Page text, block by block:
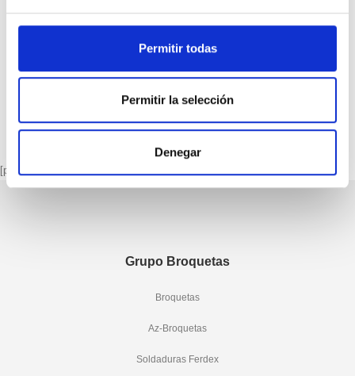
Permitir todas
Permitir la selección
Denegar
BRASAGE À LA VAGUE,REFLOW,REFLOW SOLDERING ,WAVE SOLDERING
REDOX
BRASAGE À LA VAGUE,REFLOW
SN100ECO SnCu 0,7/Ni0,05/Ge BARRA
[porto_block name="page-footer"]
Grupo Broquetas
Broquetas
Az-Broquetas
Soldaduras Ferdex